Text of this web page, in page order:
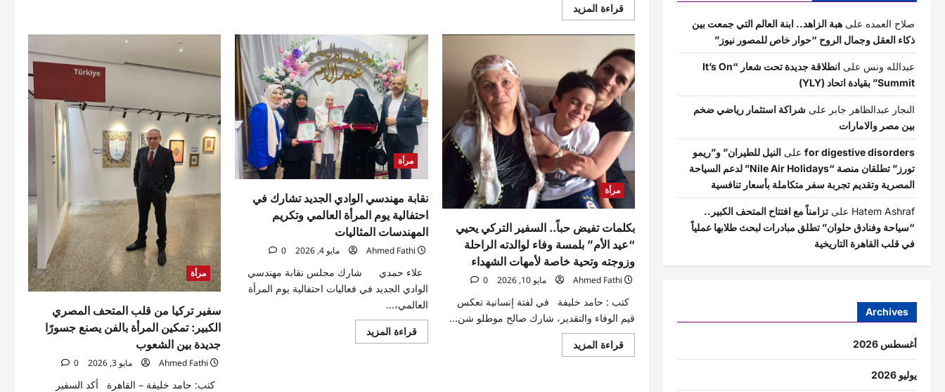
قراءة المزيداقرأ
المزيد
سفيرة
:
“رسالة
سلام
عالمية
تؤكد
الدور
المحوري
للمرأة
في
بناء
مستقبل
أكثر
استقرارًا”
توعوية
حول
“مخاطر
الزواج
المبكر
والتسرب
من
التعليم”
بالهرم
حتى
خطورة
مرأة
بكلمات تفيض حباً.. السفير التركي يحيي
“عيد الأم” بلمسة وفاء لوالدته الراحلة
وزوجته وتحية خاصة لأمهات الشهداء
Ahmed Fathi مايو 10, 2026 0
كتب : حامد خليفة في لفتة إنسانية تعكس
قيم الوفاء والتقدير، شارك صالح موطلو شن...
قراءة المزيد
المزيد
مرأة
نقابة مهندسي الوادي الجديد تشارك في
احتفالية يوم المرأة العالمي وتكريم
المهندسات المثاليات
Ahmed Fathi مايو 4, 2026 0
علاء حمدي شارك مجلس نقابة مهندسي
الوادي الجديد في فعاليات احتفالية يوم المرأة
العالمي،...
قراءة المزيداقرأ
المزيد
مرأة
سفير تركيا من قلب المتحف المصري
الكبير: تمكين المرأة بالفن يصنع جسورًا
جديدة بين الشعوب
Ahmed Fathi مايو 3, 2026 0
كتب: حامد خليفة – القاهرة أكد السفير
صلاح العمده علىهبة الزاهد.. ابنة العالم التي جمعت بين
ذكاء العقل وجمال الروح “حوار خاص للمصور نيوز”
عبدالله ونس على
انطلاقة جديدة تحت شعار “It’s On
Summit” بقيادة اتحاد (YLY)
النجار عبدالظاهر جابر علىشراكة استثمار رياضي ضخم
بين مصر والامارات
for digestive disorders علىالنيل للطيران” و”ريمو
تورز” تطلقان منصة “Nile Air Holidays” لدعم السياحة
المصرية وتقديم تجربة سفر متكاملة بأسعار تنافسية
Hatem Ashraf علىتزامناً مع افتتاح المتحف الكبير..
“سياحة وفنادق حلوان” تطلق مبادرات لبحث طلابها عملياً
في قلب القاهرة التاريخية
Archives
أغسطس 2026
يوليو 2026